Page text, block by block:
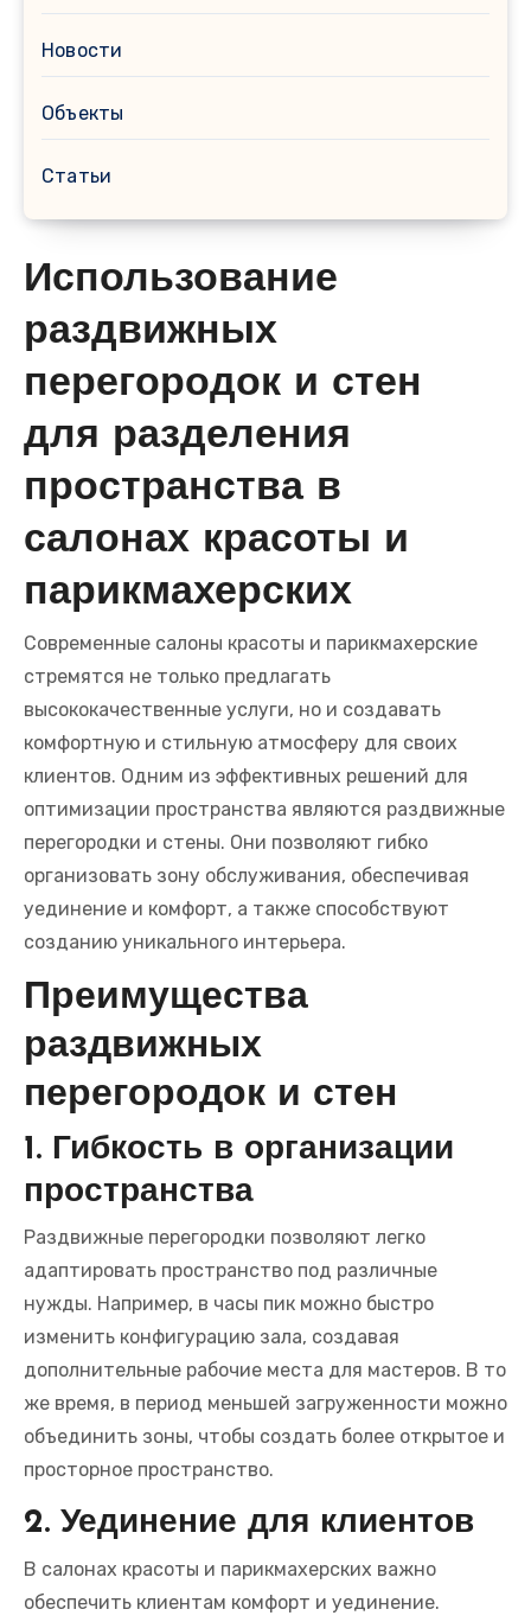
Новости
Объекты
Статьи
Использование
раздвижных
перегородок и стен
для разделения
пространства в
салонах красоты и
парикмахерских
Современные салоны красоты и парикмахерские
стремятся не только предлагать
высококачественные услуги, но и создавать
комфортную и стильную атмосферу для своих
клиентов. Одним из эффективных решений для
оптимизации пространства являются раздвижные
перегородки и стены. Они позволяют гибко
организовать зону обслуживания, обеспечивая
уединение и комфорт, а также способствуют
созданию уникального интерьера.
Преимущества
раздвижных
перегородок и стен
1. Гибкость в организации
пространства
Раздвижные перегородки позволяют легко
адаптировать пространство под различные
нужды. Например, в часы пик можно быстро
изменить конфигурацию зала, создавая
дополнительные рабочие места для мастеров. В то
же время, в период меньшей загруженности можно
объединить зоны, чтобы создать более открытое и
просторное пространство.
2. Уединение для клиентов
В салонах красоты и парикмахерских важно
обеспечить клиентам комфорт и уединение.